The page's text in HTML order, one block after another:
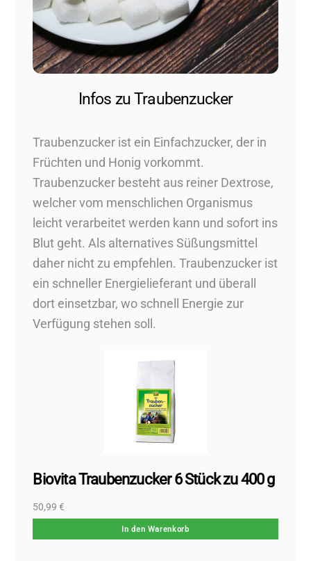
Infos zu Traubenzucker
Traubenzucker ist ein Einfachzucker, der in
Früchten und Honig vorkommt.
Traubenzucker besteht aus reiner Dextrose,
welcher vom menschlichen Organismus
leicht verarbeitet werden kann und sofort ins
Blut geht. Als alternatives Süßungsmittel
daher nicht zu empfehlen. Traubenzucker ist
ein schneller Energielieferant und überall
dort einsetzbar, wo schnell Energie zur
Verfügung stehen soll.
Biovita Traubenzucker 6 Stück zu 400 g
50,99€
In den Warenkorb